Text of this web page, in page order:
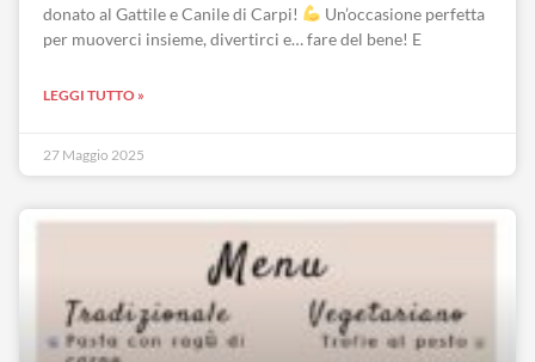
donato al Gattile e Canile di Carpi!
Un’occasione perfetta
per muoverci insieme, divertirci e… fare del bene! E
LEGGI TUTTO »
27 Maggio 2025